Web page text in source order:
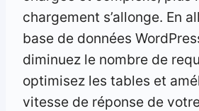
chargement s’allonge. En
base de données
diminuez le nombre de
optimisez les tables et
vitesse de réponse de